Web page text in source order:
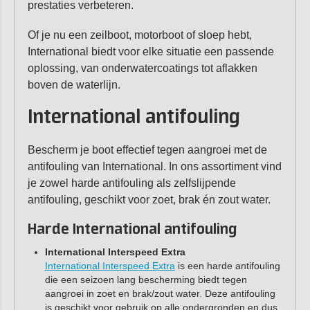
prestaties verbeteren.
Of je nu een zeilboot, motorboot of sloep hebt,
International biedt voor elke situatie een passende
oplossing, van onderwatercoatings tot aflakken
boven de waterlijn.
International antifouling
Bescherm je boot effectief tegen aangroei met de
antifouling van International. In ons assortiment vind
je zowel harde antifouling als zelfslijpende
antifouling, geschikt voor zoet, brak én zout water.
Harde International antifouling
International Interspeed Extra
International Interspeed Extra is een harde antifouling
die een seizoen lang bescherming biedt tegen
aangroei in zoet en brak/zout water. Deze antifouling
is geschikt voor gebruik op alle ondergronden en dus